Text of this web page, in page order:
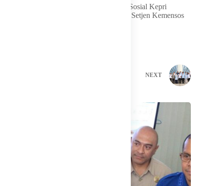
Pertemuan ini turut dihadiri Kepala Dinas Sosial Kepri
Mahadi Rahman serta Kepala Biro Umum Setjen Kemensos
NEXT